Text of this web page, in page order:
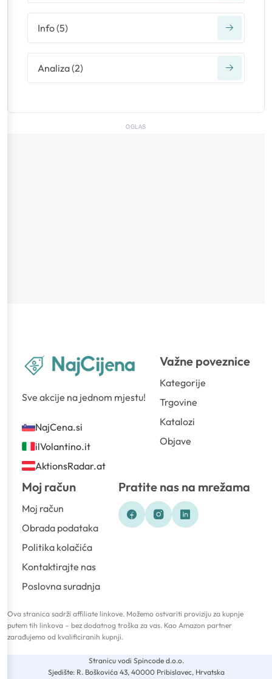
Info(5)
Analiza(2)
OGLAS
Sve akcije na jednom mjestu!
NajCena.si
ilVolantino.it
AktionsRadar.at
Važne poveznice
Kategorije
Trgovine
Katalozi
Objave
Moj račun
Moj račun
Obrada podataka
Politika kolačića
Kontaktirajte nas
Poslovna suradnja
Pratite nas na mrežama
Ova stranica sadrži affiliate linkove. Možemo ostvariti proviziju za kupnje
putem tih linkova – bez dodatnog troška za vas. Kao Amazon partner
zarađujemo od kvalificiranih kupnji.
Stranicu vodi Spincode d.o.o.
Sjedište: R. Boškovića 43, 40000 Pribislavec, Hrvatska